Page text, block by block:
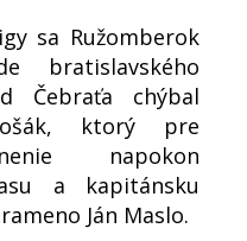
sa Ružomberok
bratislavského
Čebraťa chýbal
ktorý pre
napokon
a kapitánsku
Ján Maslo.